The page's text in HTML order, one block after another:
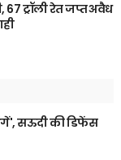
67 ट्रॉली रेत जप्त अवैध
सऊदी की डिफेंस